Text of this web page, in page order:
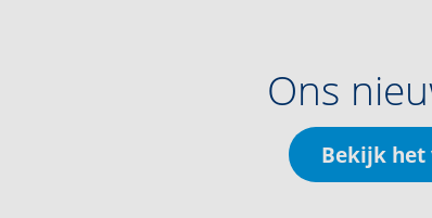
Ons
Bekijk het